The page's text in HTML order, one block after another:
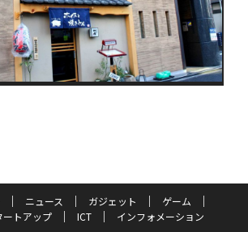
ニュース ガジェット
ゲーム
ートアップ ICT
インフォメーション